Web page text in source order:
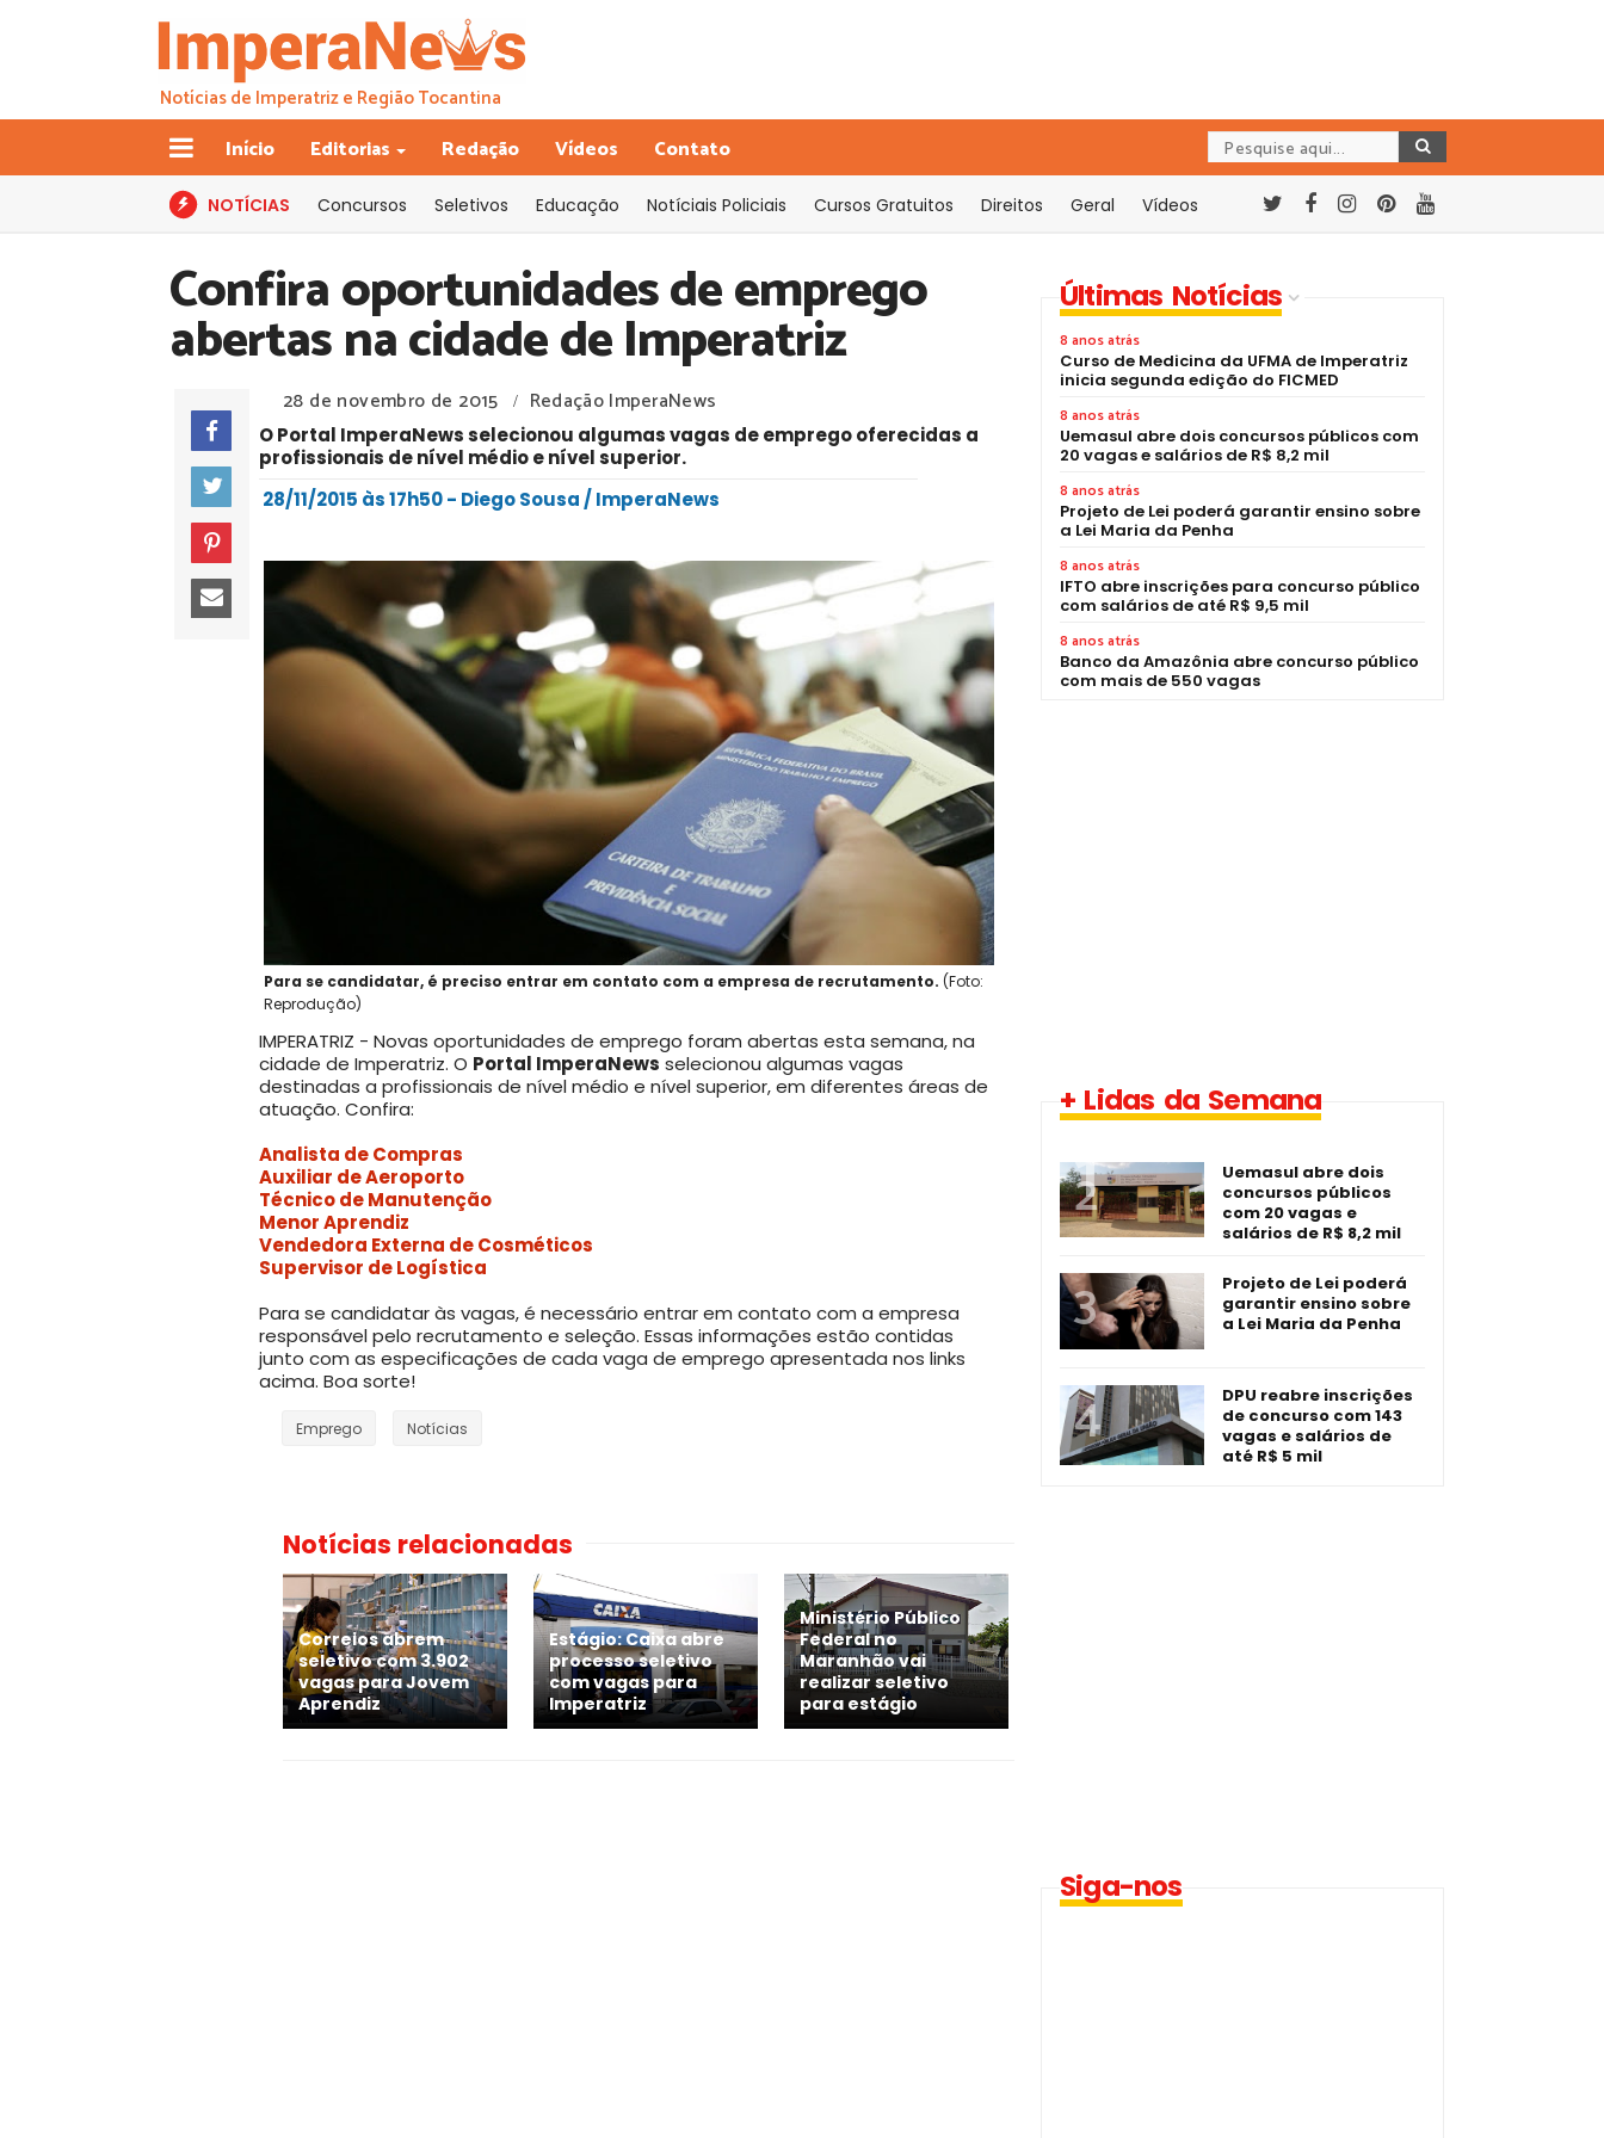
Notícias de Imperatriz e Região Tocantina
Início Editorias Redação Vídeos Contato
NOTÍCIAS Concursos Seletivos Educação Notíciais Policiais Cursos Gratuitos Direitos Geral Vídeos
Confira oportunidades de emprego
abertas na cidade de Imperatriz
28 de novembro de 2015 / Redação ImperaNews
O Portal ImperaNews selecionou algumas vagas de emprego oferecidas a
profissionais de nível médio e nível superior.
28/11/2015 às 17h50 - Diego Sousa / ImperaNews
Para se candidatar, é preciso entrar em contato com a empresa de recrutamento. (Foto:
Reprodução)
IMPERATRIZ - Novas oportunidades de emprego foram abertas esta semana, na
cidade de Imperatriz. O Portal ImperaNews selecionou algumas vagas
destinadas a profissionais de nível médio e nível superior, em diferentes áreas de
atuação. Confira:
Analista de Compras
Auxiliar de Aeroporto
Técnico de Manutenção
Menor Aprendiz
Vendedora Externa de Cosméticos
Supervisor de Logística
Para se candidatar às vagas, é necessário entrar em contato com a empresa
responsável pelo recrutamento e seleção. Essas informações estão contidas
junto com as especificações de cada vaga de emprego apresentada nos links
acima. Boa sorte!
Emprego Notícias
Notícias relacionadas
Correios abrem
seletivo com 3.902
vagas para Jovem
Aprendiz
Estágio: Caixa abre
processo seletivo
com vagas para
Imperatriz
Ministério Público
Federal no
Maranhão vai
realizar seletivo
para estágio
Últimas Notícias
8 anos atrás
Curso de Medicina da UFMA de Imperatriz
inicia segunda edição do FICMED
8 anos atrás
Uemasul abre dois concursos públicos com
20 vagas e salários de R$ 8,2 mil
8 anos atrás
Projeto de Lei poderá garantir ensino sobre
a Lei Maria da Penha
8 anos atrás
IFTO abre inscrições para concurso público
com salários de até R$ 9,5 mil
8 anos atrás
Banco da Amazônia abre concurso público
com mais de 550 vagas
+ Lidas da Semana
Imperatriz/MA
Uemasul abre dois
concursos públicos
com 20 vagas e
salários de R$ 8,2 mil
Projeto de Lei poderá
garantir ensino sobre
a Lei Maria da Penha
DPU reabre inscrições
de concurso com 143
vagas e salários de
até R$ 5 mil
Siga-nos